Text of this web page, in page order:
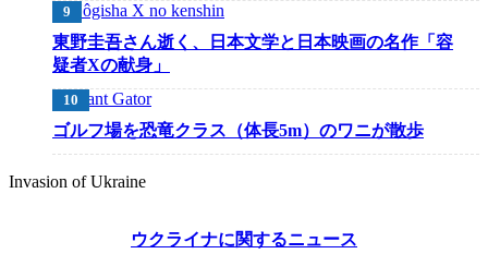
東野圭吾さん逝く、日本文学と日本映画の名作「容
疑者Xの献身」
ゴルフ場を恐竜クラス（体長5m）のワニが散歩
Invasion of Ukraine
ウクライナに関するニュース